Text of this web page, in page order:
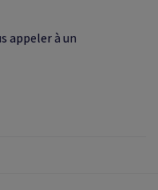
appeler à un